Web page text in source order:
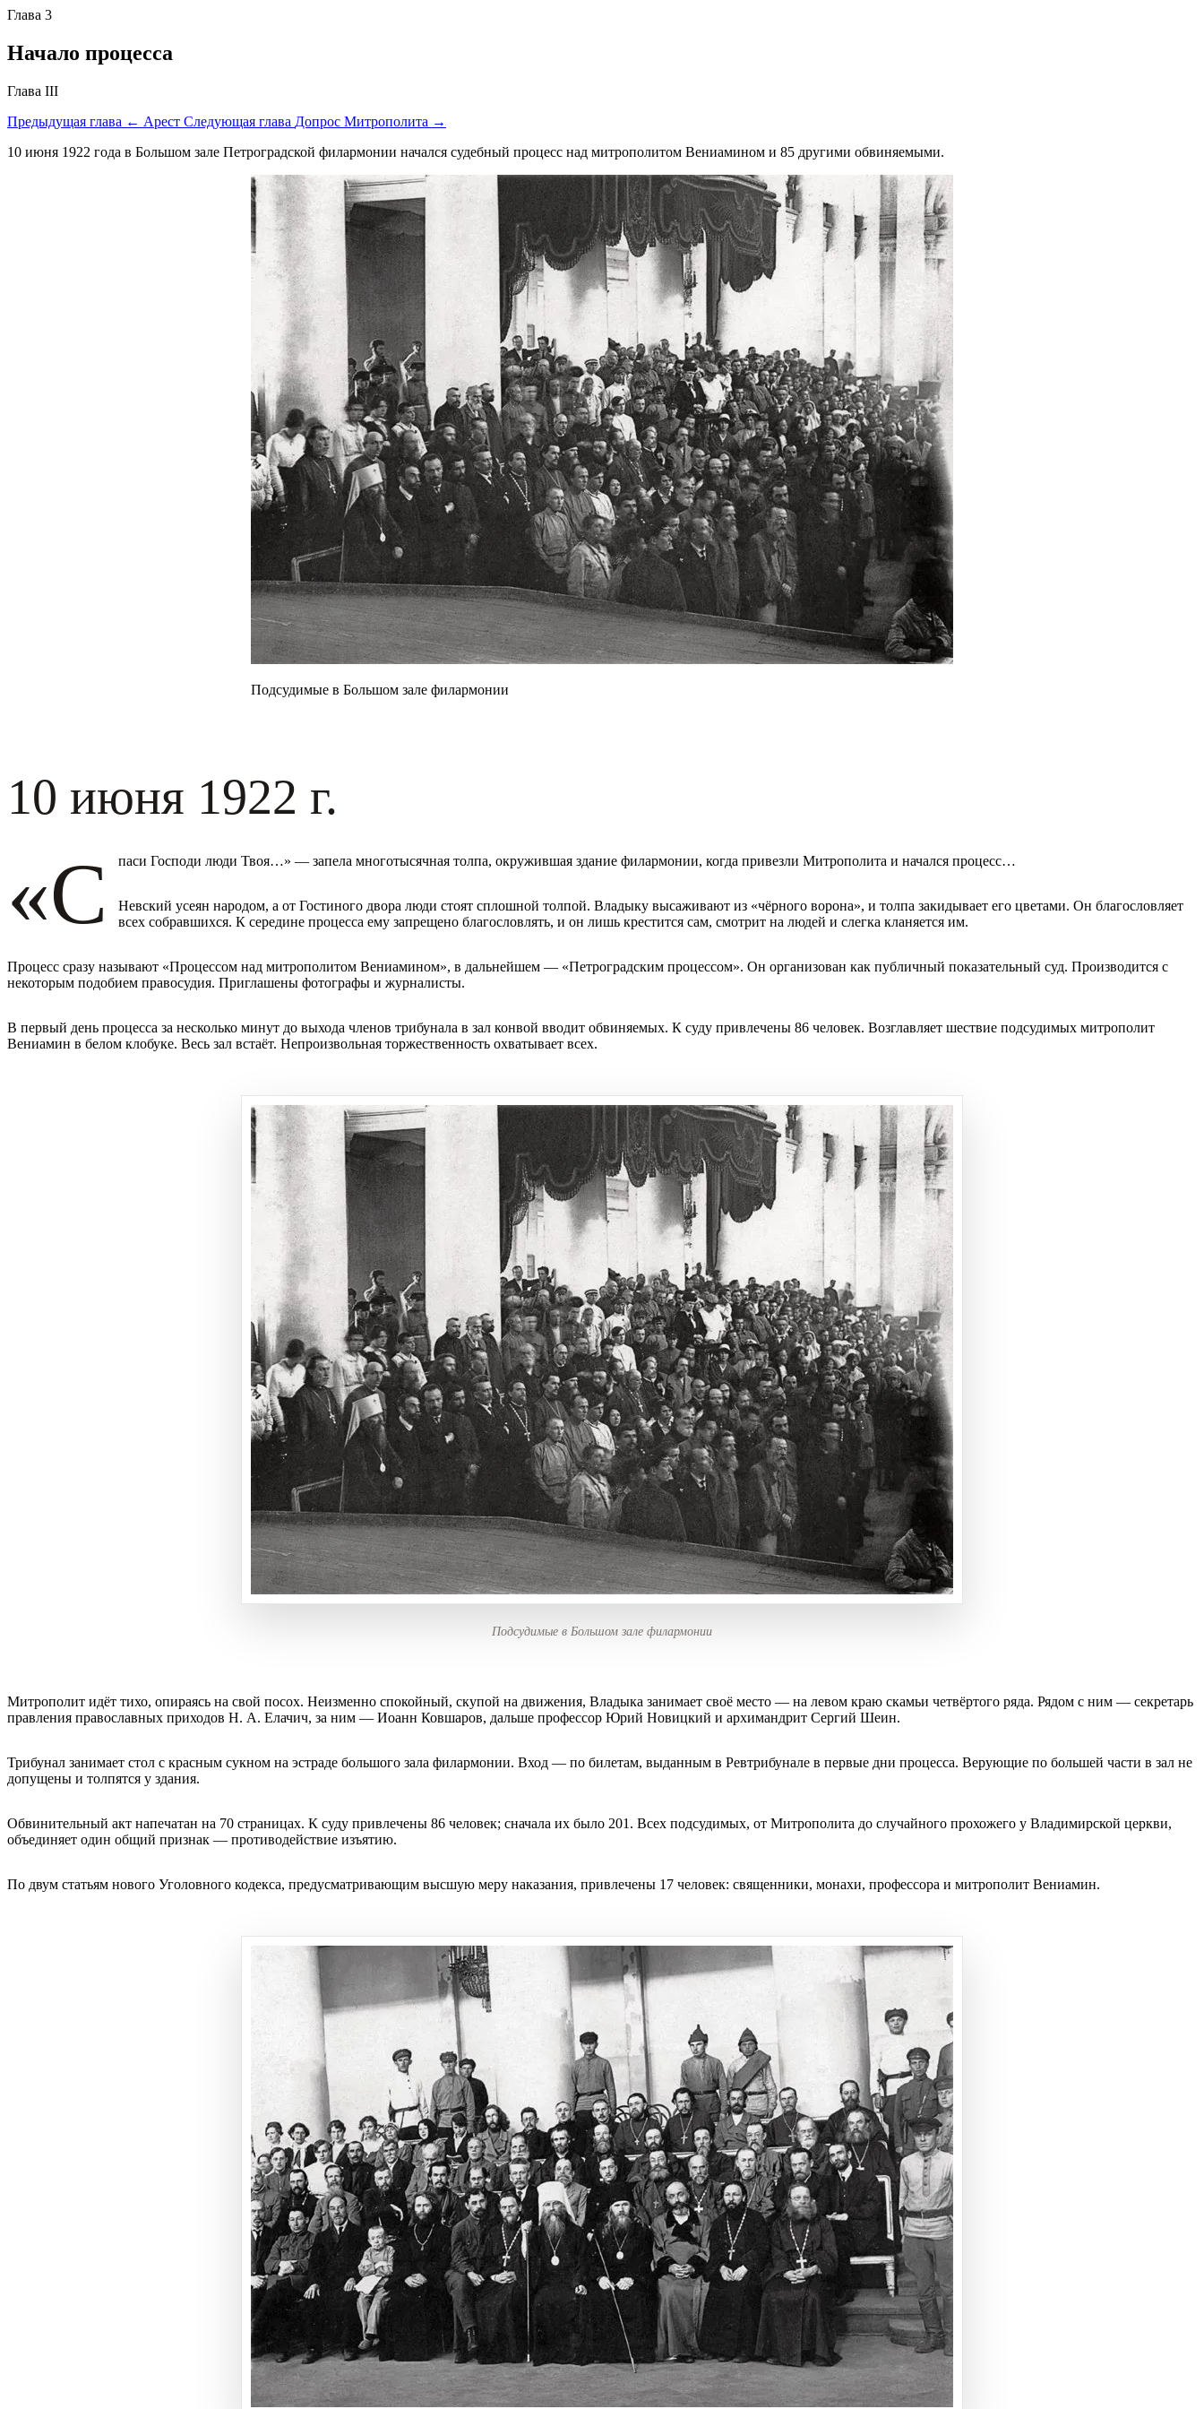
Глава 3
Начало процесса
Глава III
Предыдущая глава ← Арест Следующая глава Допрос Митрополита →
10 июня 1922 года в Большом зале Петроградской филармонии начался судебный процесс над митрополитом Вениамином и 85 другими обвиняемыми.
Подсудимые в Большом зале филармонии
10 июня 1922 г.
«С паси Господи люди Твоя…» — запела многотысячная толпа, окружившая здание филармонии, когда привезли Митрополита и начался процесс…
Невский усеян народом, а от Гостиного двора люди стоят сплошной толпой. Владыку высаживают из «чёрного ворона», и толпа закидывает его цветами. Он благословляет
всех собравшихся. К середине процесса ему запрещено благословлять, и он лишь крестится сам, смотрит на людей и слегка кланяется им.
Процесс сразу называют «Процессом над митрополитом Вениамином», в дальнейшем — «Петроградским процессом». Он организован как публичный показательный суд. Производится с
некоторым подобием правосудия. Приглашены фотографы и журналисты.
В первый день процесса за несколько минут до выхода членов трибунала в зал конвой вводит обвиняемых. К суду привлечены 86 человек. Возглавляет шествие подсудимых митрополит
Вениамин в белом клобуке. Весь зал встаёт. Непроизвольная торжественность охватывает всех.
Подсудимые в Большом зале филармонии
Митрополит идёт тихо, опираясь на свой посох. Неизменно спокойный, скупой на движения, Владыка занимает своё место — на левом краю скамьи четвёртого ряда. Рядом с ним — секретарь
правления православных приходов Н. А. Елачич, за ним — Иоанн Ковшаров, дальше профессор Юрий Новицкий и архимандрит Сергий Шеин.
Трибунал занимает стол с красным сукном на эстраде большого зала филармонии. Вход — по билетам, выданным в Ревтрибунале в первые дни процесса. Верующие по большей части в зал не
допущены и толпятся у здания.
Обвинительный акт напечатан на 70 страницах. К суду привлечены 86 человек; сначала их было 201. Всех подсудимых, от Митрополита до случайного прохожего у Владимирской церкви,
объединяет один общий признак — противодействие изъятию.
По двум статьям нового Уголовного кодекса, предусматривающим высшую меру наказания, привлечены 17 человек: священники, монахи, профессора и митрополит Вениамин.